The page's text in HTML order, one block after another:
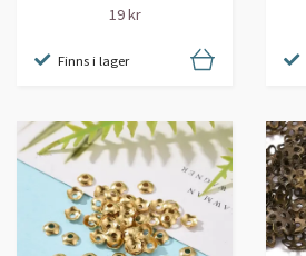
19 kr
Finns i lager